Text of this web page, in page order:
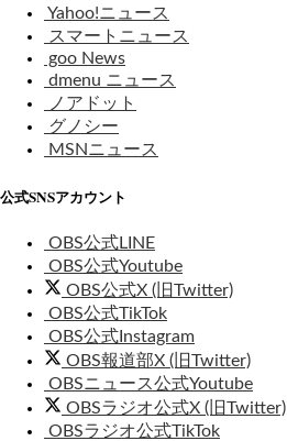
Yahoo!ニュース
スマートニュース
goo News
dmenu ニュース
ノアドット
グノシー
MSNニュース
公式SNSアカウント
OBS公式LINE
OBS公式Youtube
OBS公式X (旧Twitter)
OBS公式TikTok
OBS公式Instagram
OBS報道部X (旧Twitter)
OBSニュース公式Youtube
OBSラジオ公式X (旧Twitter)
OBSラジオ公式TikTok